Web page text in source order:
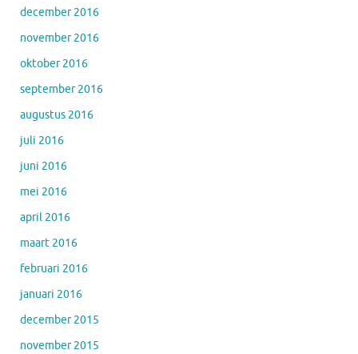
december 2016
november 2016
oktober 2016
september 2016
augustus 2016
juli 2016
juni 2016
mei 2016
april 2016
maart 2016
februari 2016
januari 2016
december 2015
november 2015